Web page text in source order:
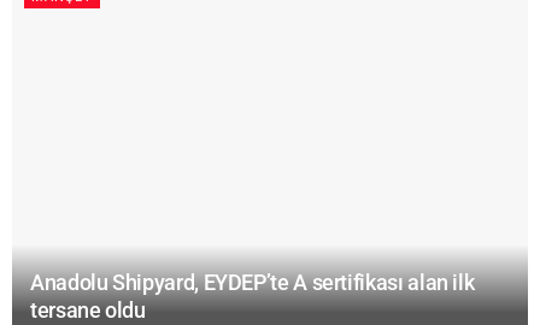
Anadolu Shipyard, EYDEP’te A sertifikası alan ilk
tersane oldu